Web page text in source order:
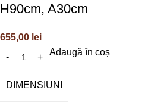
H90cm, A30cm
655,00 lei
Adaugă în coș
DIMENSIUNI